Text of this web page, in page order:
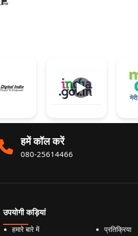
►
हमें कॉल करें
080-25614466
उपयोगी कड़ियां
हमारे बारे में प्रतिक्रिया